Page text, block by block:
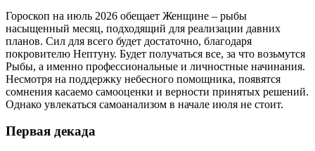
Гороскоп на июль 2026 обещает Женщине – рыбы
насыщенный месяц, подходящий для реализации давних
планов. Сил для всего будет достаточно, благодаря
покровителю Нептуну. Будет получаться все, за что возьмутся
Рыбы, а именно профессиональные и личностные начинания.
Несмотря на поддержку небесного помощника, появятся
сомнения касаемо самооценки и верности принятых решений.
Однако увлекаться самоанализом в начале июля не стоит.
Первая декада